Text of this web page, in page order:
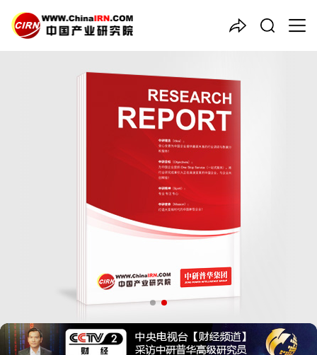
中国产业咨询领导者
2026年全球
模、领先企业国内外市场份额
及排名
品质保障，一年免费更新维护
报告编号：1927245
出版日期：2026年6月
《2026年全球路灯行业市场规模、领先企业国内外市场份额及排
名》由中研普华路灯行业分析专家领衔撰写，主要分析了路灯行业
的市场规模、发展现状与投资前景，同时对路灯行业的未来发展做
出科学的趋势预测和专业的路灯行业数据分析，帮助客户评估路灯
27年研究经验，深度洞察行业驱动力
多元化、高学历的实战型精英团队